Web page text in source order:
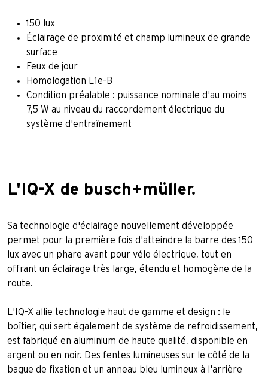
150 lux
Éclairage de proximité et champ lumineux de grande
surface
Feux de jour
Homologation L1e-B
Condition préalable : puissance nominale d'au moins
7,5 W au niveau du raccordement électrique du
système d'entraînement
L'IQ-X de busch+müller.
Sa technologie d'éclairage nouvellement développée
permet pour la première fois d'atteindre la barre des 150
lux avec un phare avant pour vélo électrique, tout en
offrant un éclairage très large, étendu et homogène de la
route.
L'IQ-X allie technologie haut de gamme et design : le
boîtier, qui sert également de système de refroidissement,
est fabriqué en aluminium de haute qualité, disponible en
argent ou en noir. Des fentes lumineuses sur le côté de la
bague de fixation et un anneau bleu lumineux à l'arrière